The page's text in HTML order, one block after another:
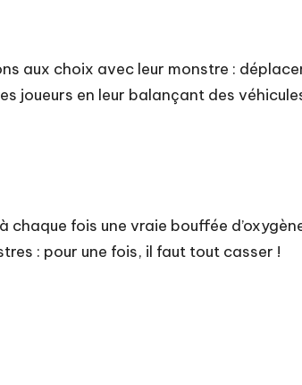
aux choix avec leur monstre :
joueurs en leur balançant des
chaque fois une vraie bouffée
: pour une fois, il faut tout casser !